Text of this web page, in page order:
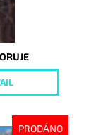
PRODÁNO